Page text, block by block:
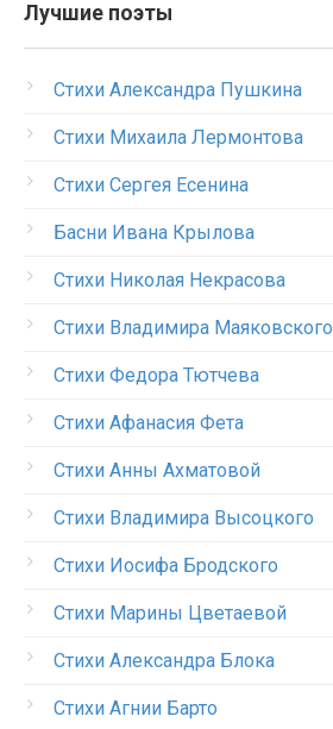
Лучшие поэты
Стихи Александра Пушкина
Стихи Михаила Лермонтова
Стихи Сергея Есенина
Басни Ивана Крылова
Стихи Николая Некрасова
Стихи Владимира Маяковского
Стихи Федора Тютчева
Стихи Афанасия Фета
Стихи Анны Ахматовой
Стихи Владимира Высоцкого
Стихи Иосифа Бродского
Стихи Марины Цветаевой
Стихи Александра Блока
Стихи Агнии Барто